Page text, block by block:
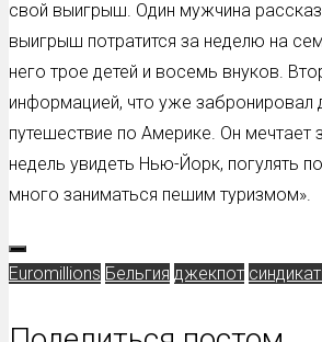
свой выигрыш. Один мужчина
выигрыш потратится за неделю на
него трое детей и восемь внуков.
информацией, что уже забронировал
путешествие по Америке. Он мечтает
недель увидеть Нью-Йорк, погулять
много заниматься пешим туризмом».
Euromillions Бельгия джекпот